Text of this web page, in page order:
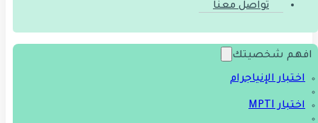
تواصل معنا
افهم شخصيتك
اختبار الإنياجرام
اختبار MPTI